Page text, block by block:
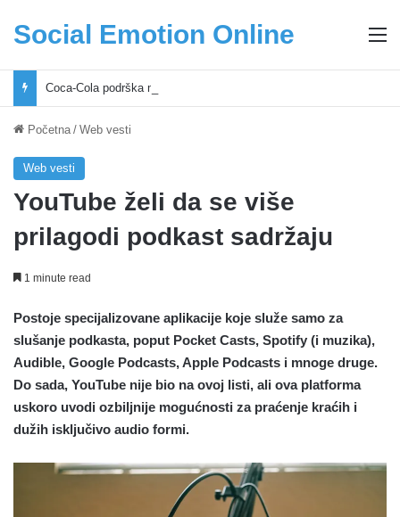
Social Emotion Online
Početna / Web vesti
Web vesti
YouTube želi da se više
prilagodi podkast sadržaju
1 minute read
Postoje specijalizovane aplikacije koje služe samo za
slušanje podkasta, poput Pocket Casts, Spotify (i muzika),
Audible, Google Podcasts, Apple Podcasts i mnoge druge.
Do sada, YouTube nije bio na ovoj listi, ali ova platforma
uskoro uvodi ozbiljnije mogućnosti za praćenje kraćih i
dužih isključivo audio formi.